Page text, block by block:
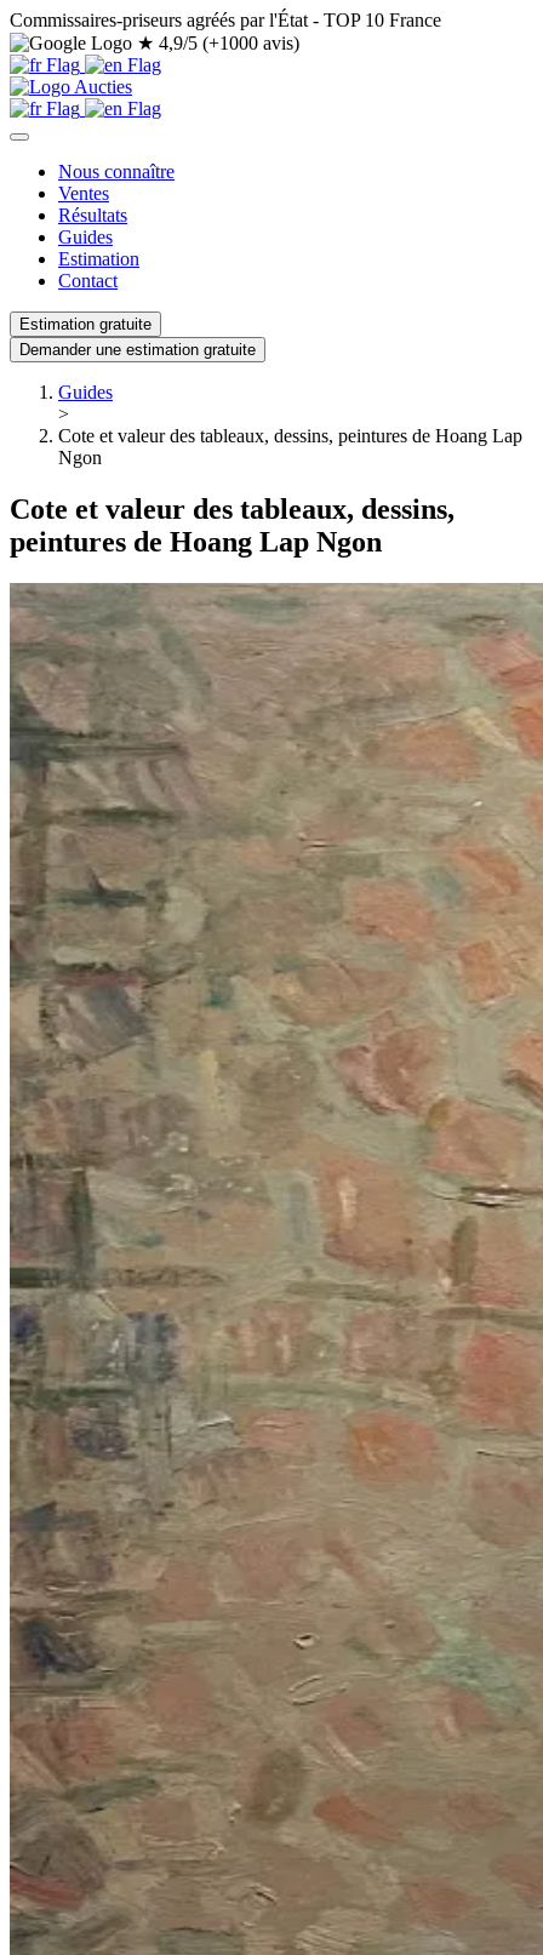
Commissaires-priseurs agréés par l'État - TOP 10 France
★ 4,9/5 (+1000 avis)
Nous connaître
Ventes
Résultats
Guides
Estimation
Contact
Estimation gratuite
Demander une estimation gratuite
Guides
>
Cote et valeur des tableaux, dessins, peintures de Hoang Lap
Ngon
Cote et valeur des tableaux, dessins,
peintures de Hoang Lap Ngon